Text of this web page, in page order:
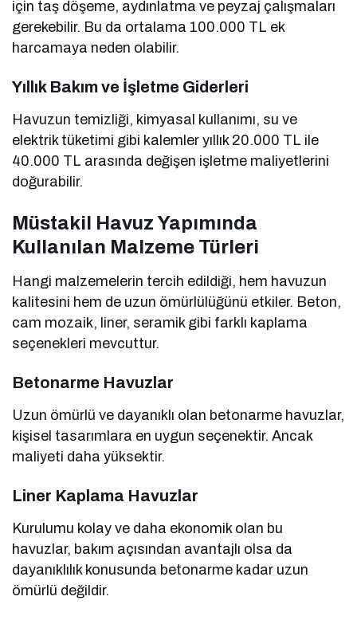
için taş döşeme, aydınlatma ve peyzaj çalışmaları
gerekebilir. Bu da ortalama 100.000 TL ek
harcamaya neden olabilir.
Yıllık Bakım ve İşletme Giderleri
Havuzun temizliği, kimyasal kullanımı, su ve
elektrik tüketimi gibi kalemler yıllık 20.000 TL ile
40.000 TL arasında değişen işletme maliyetlerini
doğurabilir.
Müstakil Havuz Yapımında
Kullanılan Malzeme Türleri
Hangi malzemelerin tercih edildiği, hem havuzun
kalitesini hem de uzun ömürlülüğünü etkiler. Beton,
cam mozaik, liner, seramik gibi farklı kaplama
seçenekleri mevcuttur.
Betonarme Havuzlar
Uzun ömürlü ve dayanıklı olan betonarme havuzlar,
kişisel tasarımlara en uygun seçenektir. Ancak
maliyeti daha yüksektir.
Liner Kaplama Havuzlar
Kurulumu kolay ve daha ekonomik olan bu
havuzlar, bakım açısından avantajlı olsa da
dayanıklılık konusunda betonarme kadar uzun
ömürlü değildir.